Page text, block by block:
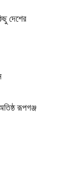
দেশের
রূপগঞ্জ